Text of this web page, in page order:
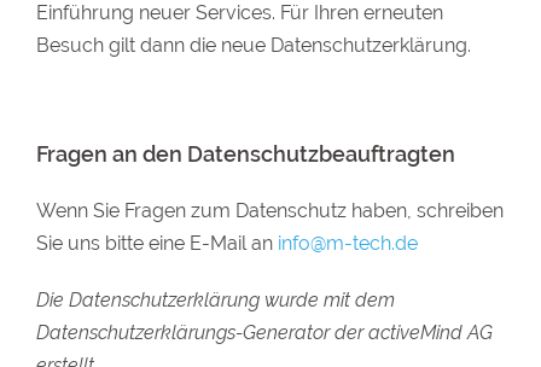
Einführung neuer Services. Für Ihren erneuten
Besuch gilt dann die neue Datenschutzerklärung.
Fragen an den Datenschutzbeauftragten
Wenn Sie Fragen zum Datenschutz haben, schreiben
Sie uns bitte eine E-Mail an info@m-tech.de
Die Datenschutzerklärung wurde mit dem
Datenschutzerklärungs-Generator der activeMind AG